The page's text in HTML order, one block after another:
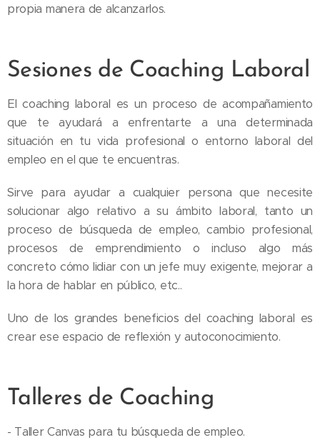
propia manera de alcanzarlos.
Sesiones de Coaching Laboral
El coaching laboral es un proceso de acompañamiento
que te ayudará a enfrentarte a una determinada
situación en tu vida profesional o entorno laboral del
empleo en el que te encuentras.
Sirve para ayudar a cualquier persona que necesite
solucionar algo relativo a su ámbito laboral, tanto un
proceso de búsqueda de empleo, cambio profesional,
procesos de emprendimiento o incluso algo más
concreto cómo lidiar con un jefe muy exigente, mejorar a
la hora de hablar en público, etc..
Uno de los grandes beneficios del coaching laboral es
crear ese espacio de reflexión y autoconocimiento.
Talleres de Coaching
- Taller Canvas para tu búsqueda de empleo.